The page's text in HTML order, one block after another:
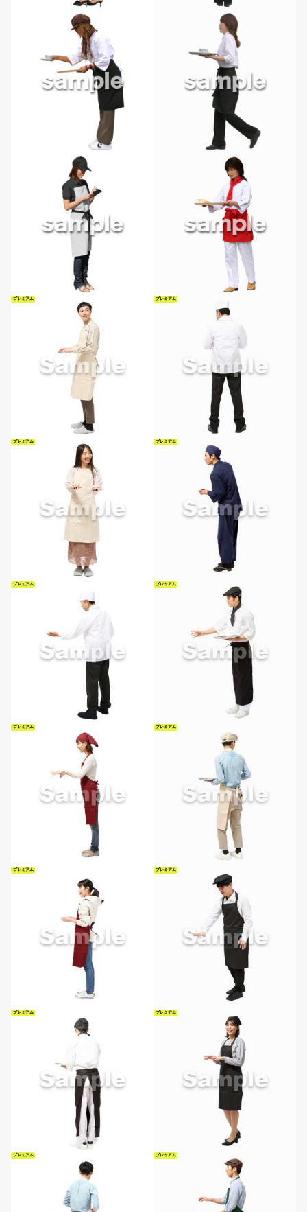
プレミアム プレミアム
プレミアム プレミアム
プレミアム プレミアム
プレミアム プレミアム
プレミアム プレミアム
プレミアム プレミアム
プレミアム プレミアム